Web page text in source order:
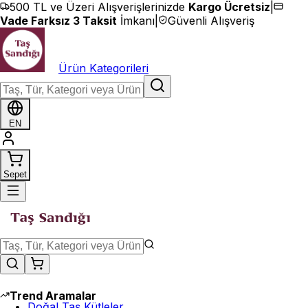
İçeriğe geç
500 TL ve Üzeri Alışverişlerinizde Kargo Ücretsiz
Vade Farksız 3 Taksit İmkanı Güvenli Alışveriş
Ürün Kategorileri
EN
Sepet
Trend Aramalar